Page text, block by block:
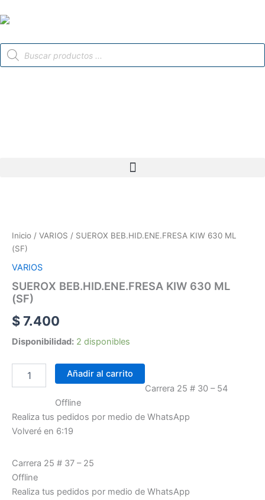
al
Búsqueda
de
Inicio / VARIOS / SUEROX BEB.HID.ENE.FRESA KIW 630 ML
(SF)
VARIOS
SUEROX BEB.HID.ENE.FRESA KIW 630 ML
(SF)
$7.400
Disponibilidad: 2 disponibles
630
ML
(SF)
cantidad
Añadir al carrito
Carrera 25 # 30 – 54
Offline
Realiza tus pedidos por medio de WhatsApp
Volveré en 6:19
Carrera 25 # 37 – 25
Offline
Realiza tus pedidos por medio de WhatsApp